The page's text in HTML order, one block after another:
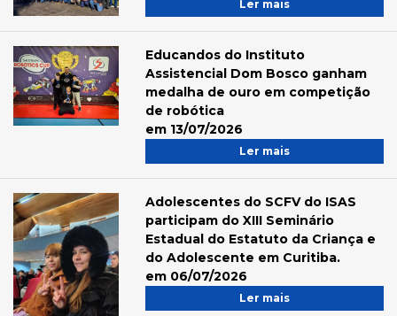
Ler mais
Educandos do Instituto
Assistencial Dom Bosco ganham
medalha de ouro em competição
de robótica
em 13/07/2026
Ler mais
Adolescentes do SCFV do ISAS
participam do XIII Seminário
Estadual do Estatuto da Criança e
do Adolescente em Curitiba.
em 06/07/2026
Ler mais